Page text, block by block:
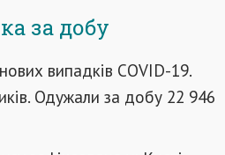
за добу
випадків COVID-19.
Одужали за добу 22 946